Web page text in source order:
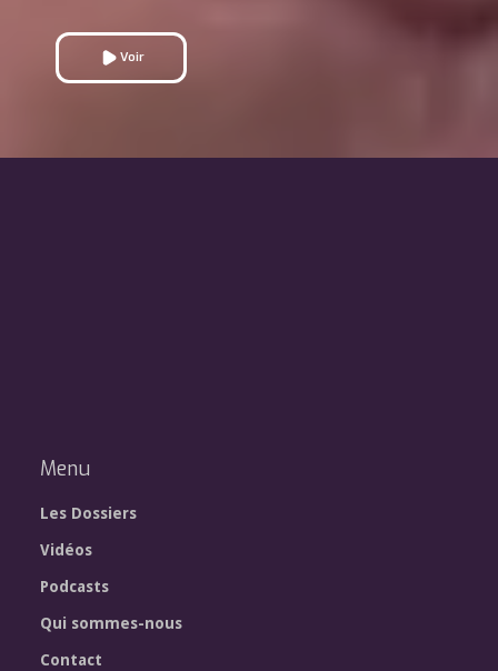
Voir
Menu
Les Dossiers
Vidéos
Podcasts
Qui sommes-nous
Contact